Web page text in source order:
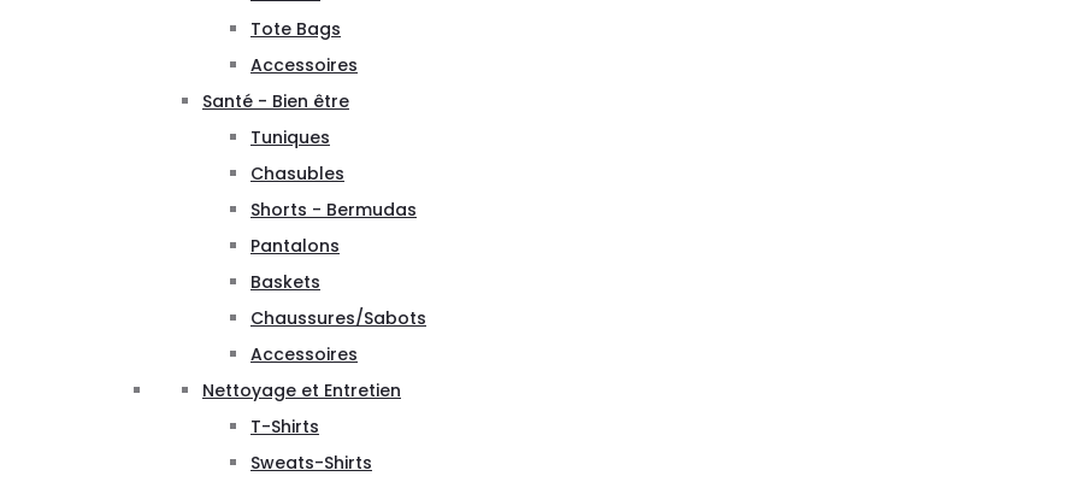
Tote Bags
Accessoires
Santé - Bien être
Tuniques
Chasubles
Shorts - Bermudas
Pantalons
Baskets
Chaussures/Sabots
Accessoires
Nettoyage et Entretien
T-Shirts
Sweats-Shirts